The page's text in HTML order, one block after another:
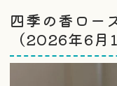
四季の香ロー
（2026年6月